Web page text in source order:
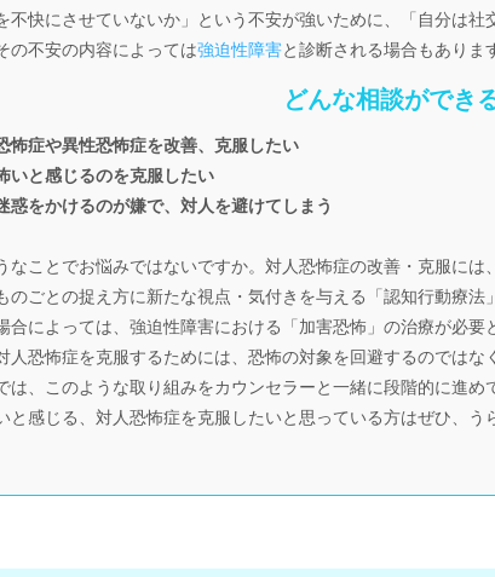
不快にさせていないか」という不安が強いために、「自分は
の不安の内容によっては強迫性障害と診断される場合もありま
どんな相談ができ
怖症や異性恐怖症を改善、克服したい
いと感じるのを克服したい
惑をかけるのが嫌で、対人を避けてしまう
なことでお悩みではないですか。対人恐怖症の改善・克服に
のごとの捉え方に新たな視点・気付きを与える「認知行動療法
合によっては、強迫性障害における「加害恐怖」の治療が必要
人恐怖症を克服するためには、恐怖の対象を回避するのでは
は、このような取り組みをカウンセラーと一緒に段階的に進め
と感じる、対人恐怖症を克服したいと思っている方はぜひ、